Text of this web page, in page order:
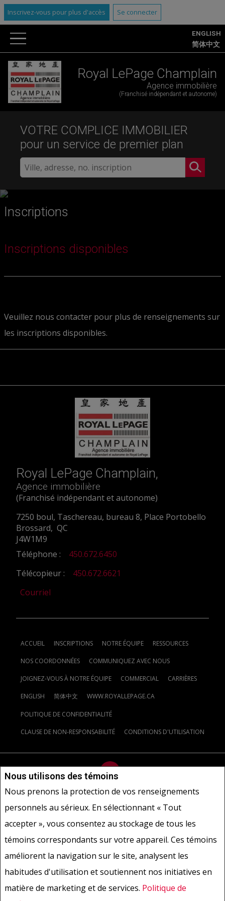
Nous utilisons des témoins
Nous prenons la protection de vos renseignements
personnels au sérieux. En sélectionnant « Tout
accepter », vous consentez au stockage de tous les
témoins correspondants sur votre appareil. Ces témoins
améliorent la navigation sur le site, analysent les
habitudes d'utilisation et soutiennent nos initiatives en
matière de marketing et de services. Politique de
Inscrivez-vous pour plus d'accès Se connecter
ENGLISH
简体中文
Royal LePage Champlain
Agence immobilière
(Franchisé indépendant et autonome)
VOTRE COMPLICE IMMOBILIER
pour un service de premier plan
Inscriptions
Inscriptions disponibles
Veuillez nous contacter pour plus de renseignements sur
les inscriptions disponibles.
Royal LePage Champlain,
Agence immobilière
(Franchisé indépendant et autonome)
7250 boul, Taschereau, bureau 8, Place Portobello
Brossard, QC
J4W1M9
Téléphone :
450.672.6450
Télécopieur :
450.672.6621
Courriel
ACCUEIL INSCRIPTIONS NOTRE ÉQUIPE RESSOURCES
NOS COORDONNÉES COMMUNIQUEZ AVEC NOUS
JOIGNEZ-VOUS À NOTRE ÉQUIPE COMMERCIAL CARRIÈRES
ENGLISH 简体中文 WWW.ROYALLEPAGE.CA
POLITIQUE DE CONFIDENTIALITÉ
CLAUSE DE NON-RESPONSABILITÉ CONDITIONS D'UTILISATION
locataires actuellement sous contrat. REALTOR®, REALTORS® et le
logo REALTOR® sont des marques déposées de REALTOR® Canada
l'Association canadienne de l'immeuble sont propriétaires. Les
marques de commerce REALTOR® servent à distinguer les services
Service inter-agences®, et leurs logos respectifs sont la propriété